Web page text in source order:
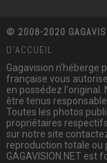
© 2008-2020
D'ACCUEIL
Gagavision n'héberge
française vous
en possédez l'original.
être tenus
Toutes les photos
propriétaires
sur notre site
reproduction totale ou
GAGAVISION.NET